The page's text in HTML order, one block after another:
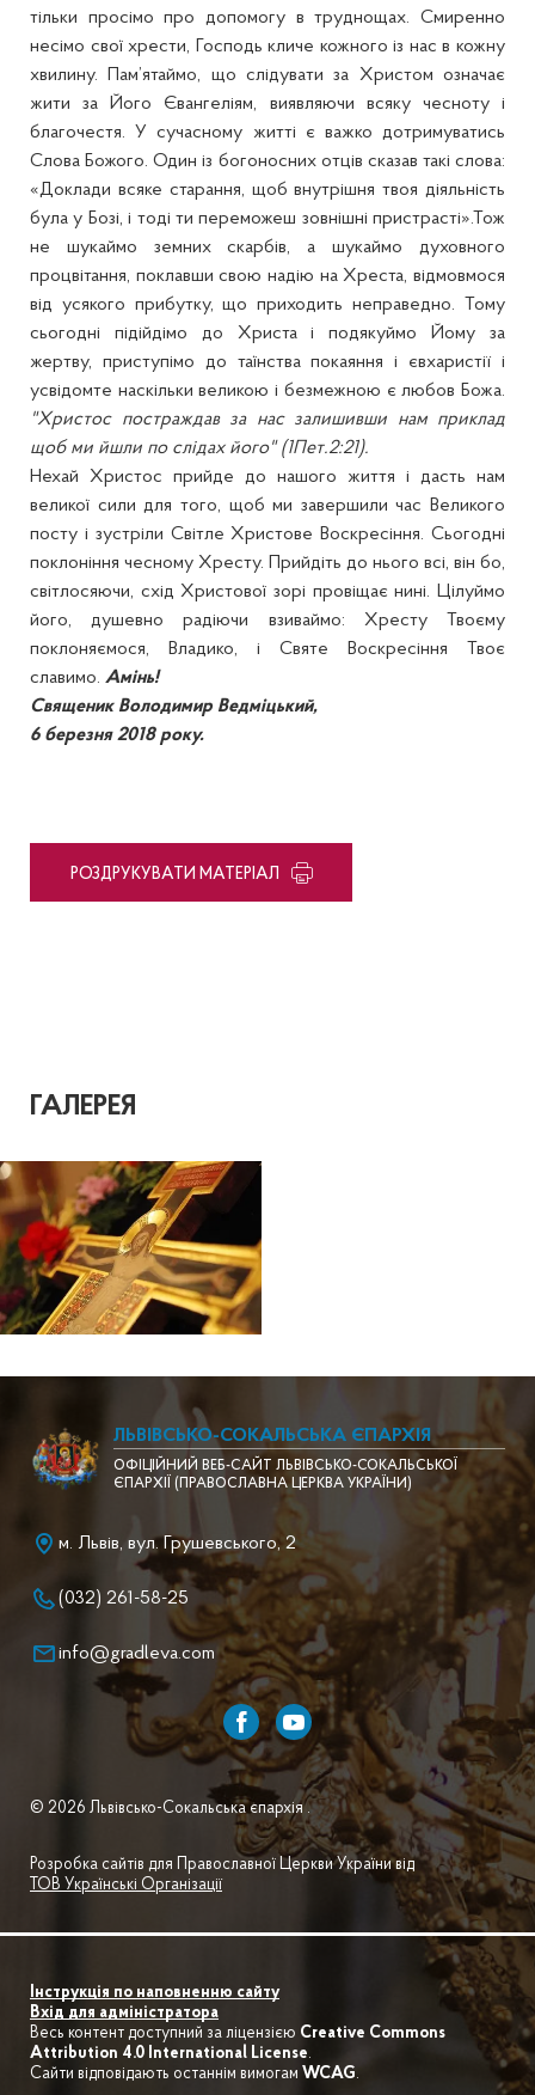
тільки просімо про допомогу в труднощах. Смиренно
несімо свої хрести, Господь кличе кожного із нас в кожну
хвилину. Пам’ятаймо, що слідувати за Христом означає
жити за Його Євангеліям, виявляючи всяку чесноту і
благочестя. У сучасному житті є важко дотримуватись
Слова Божого. Один із богоносних отців сказав такі слова:
«Доклади всяке старання, щоб внутрішня твоя діяльність
була у Бозі, і тоді ти переможеш зовнішні пристрасті».Тож
не шукаймо земних скарбів, а шукаймо духовного
процвітання, поклавши свою надію на Хреста, відмовмося
від усякого прибутку, що приходить неправедно. Тому
сьогодні підійдімо до Христа і подякуймо Йому за
жертву, приступімо до таїнства покаяння і євхаристії і
усвідомте наскільки великою і безмежною є любов Божа.
"Христос постраждав за нас залишивши нам приклад
щоб ми йшли по слідах його" (1Пет.2:21).
Нехай Христос прийде до нашого життя і дасть нам
великої сили для того, щоб ми завершили час Великого
посту і зустріли Світле Христове Воскресіння. Сьогодні
поклоніння чесному Хресту. Прийдіть до нього всі, він бо,
світлосяючи, схід Христової зорі провіщає нині. Цілуймо
його, душевно радіючи взиваймо: Хресту Твоєму
поклоняємося, Владико, і Святе Воскресіння Твоє
славимо. Амінь!
Священик Володимир Ведміцький,
6 березня 2018 року.
PОЗДРУКУВАТИ МАТЕРІАЛ
ГАЛЕРЕЯ
ЛЬВІВСЬКО-СОКАЛЬСЬКА ЄПАРХІЯ
ОФІЦІЙНИЙ ВЕБ-САЙТ ЛЬВІВСЬКО-СОКАЛЬСЬКОЇ
ЄПАРХІЇ (ПРАВОСЛАВНА ЦЕРКВА УКРАЇНИ)
м. Львів, вул. Грушевського, 2
(032) 261-58-25
info@gradleva.com
© 2026 Львівсько-Сокальська єпархія .
Розробка сайтів для Православної Церкви України від
ТОВ Українські Організації
Інструкція по наповненню сайту
Вхід для адміністратора
Весь контент доступний за ліцензією Creative Commons
Attribution 4.0 International License.
Сайти відповідають останнім вимогам WCAG.